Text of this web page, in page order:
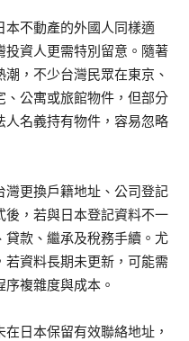
本不動產的外國人同樣適
投資人更需特別留意。隨著
，不少台灣民眾在東京、
、公寓或旅館物件，但部分
名義持有物件，容易忽略
更換戶籍地址、公司登記
，若與日本登記資料不一
款、繼承及稅務手續。尤
資料長期未更新，可能需
複雜度與成本。
日本保留有效聯絡地址，